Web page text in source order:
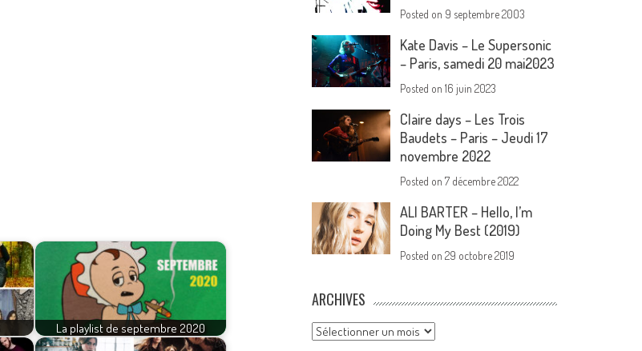
La playlist de septembre 2020
Posted on 9 septembre 2003
Kate Davis – Le Supersonic
– Paris, samedi 20 mai2023
Posted on16 juin 2023
Claire days – Les Trois
Baudets – Paris – Jeudi 17
novembre 2022
Posted on7 décembre 2022
ALI BARTER – Hello, I’m
Doing My Best (2019)
Posted on29 octobre 2019
ARCHIVES
Archives